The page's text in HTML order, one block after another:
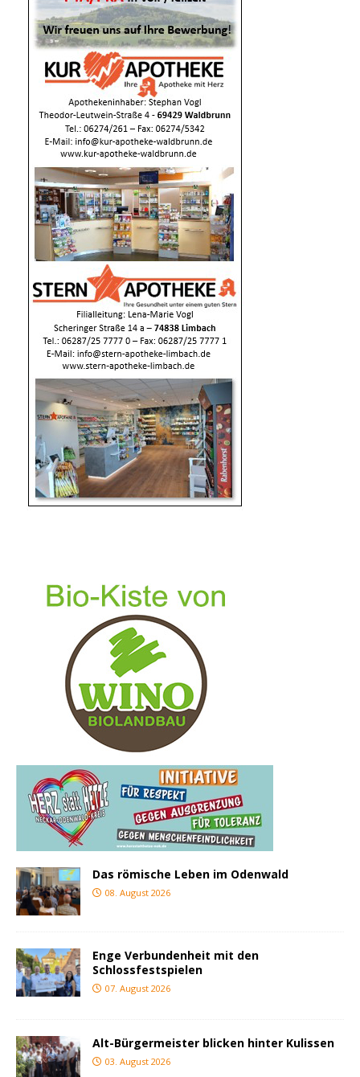
Das römische Leben im Odenwald
08. August 2026
Enge Verbundenheit mit den
Schlossfestspielen
07. August 2026
Alt-Bürgermeister blicken hinter Kulissen
03. August 2026